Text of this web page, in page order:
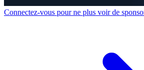
Connectez-vous pour ne plus voir de